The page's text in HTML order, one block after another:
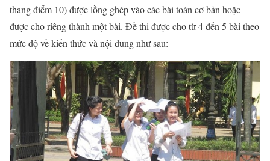
thang điểm 10) được lồng ghép vào các bài toán cơ bản hoặc
được cho riêng thành một bài. Đề thi được cho từ 4 đến 5 bài theo
mức độ về kiến thức và nội dung như sau: